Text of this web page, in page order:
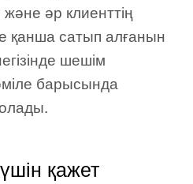
әр клиенттің
қанша сатып алғанын
шешім
барысында
қажет